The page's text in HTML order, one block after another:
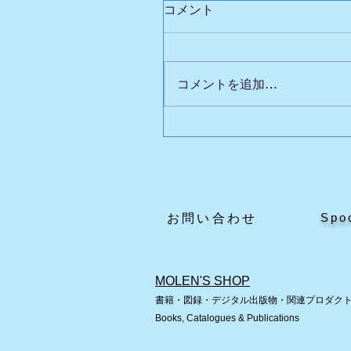
コメント
コメントを追加…
​お問い合わせ
MOLEN'S SHOP
書籍・図録・デジタル出版物・関連プロダク
Books, Catalogues & Publications